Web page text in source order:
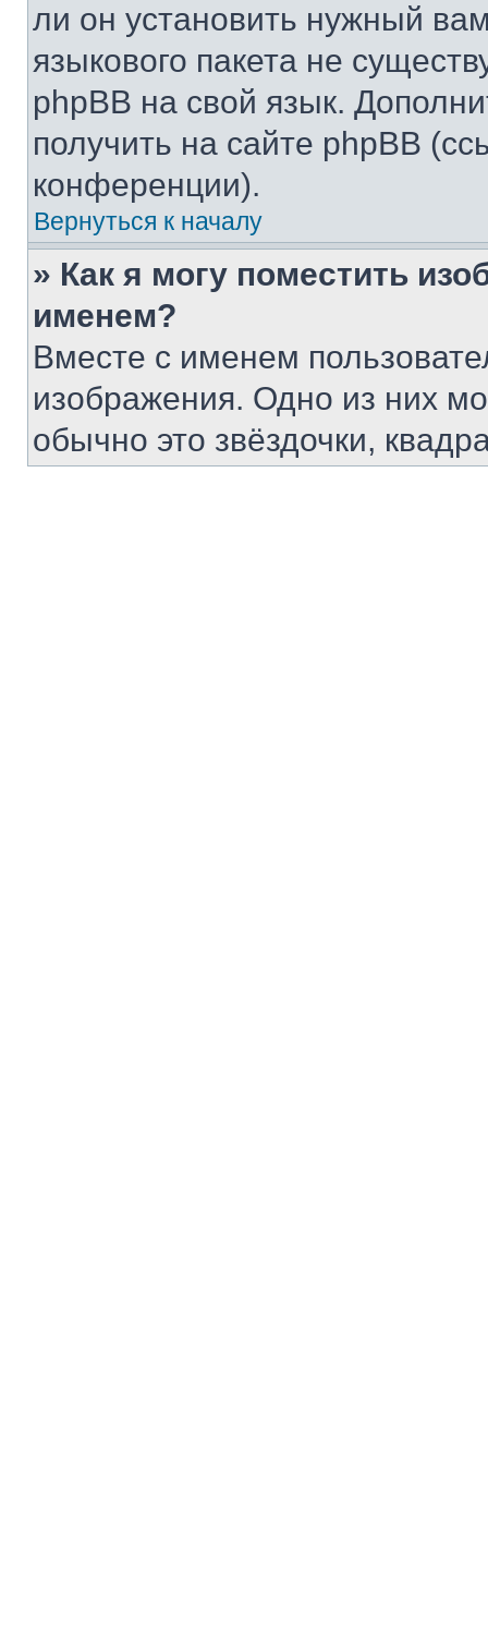
ли он установить нужный
языкового пакета не
phpBB на свой язык.
получить на сайте phpBB
конференции).
Вернуться к началу
» Как я могу поместить
именем?
Вместе с именем
изображения. Одно из них
обычно это звёздочки,